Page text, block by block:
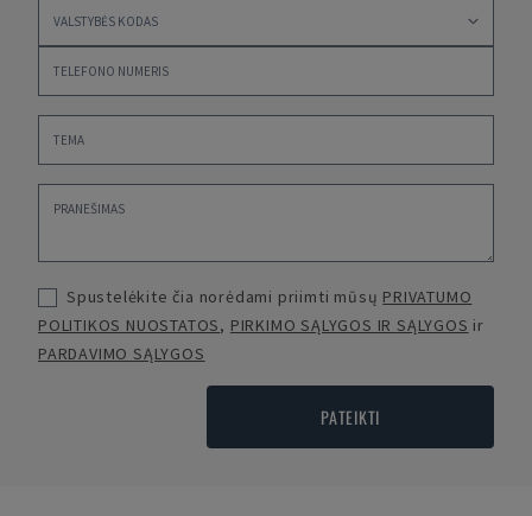
Spustelėkite čia norėdami priimti mūsų PRIVATUMO
POLITIKOS NUOSTATOS, PIRKIMO SĄLYGOS IR SĄLYGOS ir
PARDAVIMO SĄLYGOS
PATEIKTI